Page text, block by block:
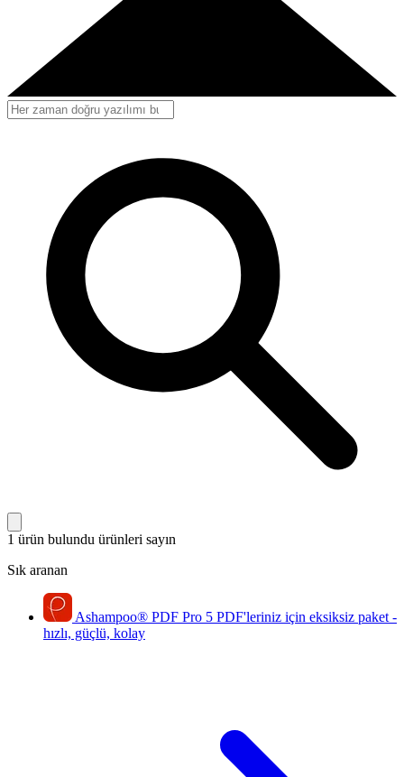
1 ürün bulundu ürünleri sayın
Sık aranan
Ashampoo® PDF Pro 5 PDF'leriniz için eksiksiz paket -
hızlı, güçlü, kolay